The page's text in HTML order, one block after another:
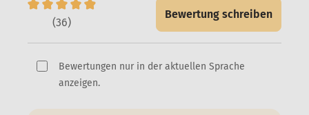
(36)
Bewertung schreiben
Bewertungen nur in der aktuellen Sprache
anzeigen.